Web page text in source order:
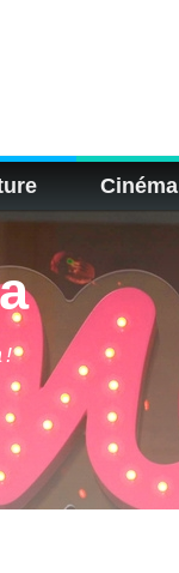
Cinéma
!